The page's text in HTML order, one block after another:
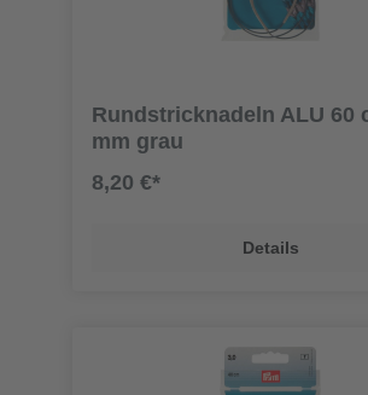
Rundstricknadeln ALU 60
mm grau
8,20 €*
Details